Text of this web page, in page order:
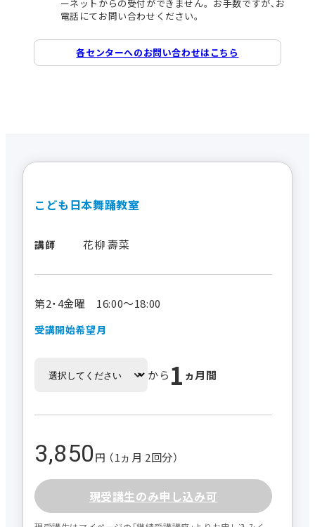
ーネットからの受付ができません。お手数ですが､お
電話にてお問い合わせください。
各センターへのお問い合わせはこちら
こども日本舞踊教室
講師 花柳 壽菜
第2・4金曜 16:00～18:00
受講開始希望月
から 1 ヵ月間
3,850円 （1ヵ月 2回分）
現受講生のみ申し込み可